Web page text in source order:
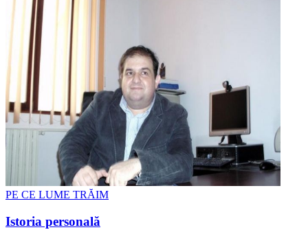
PE CE LUME TRĂIM
Istoria personală